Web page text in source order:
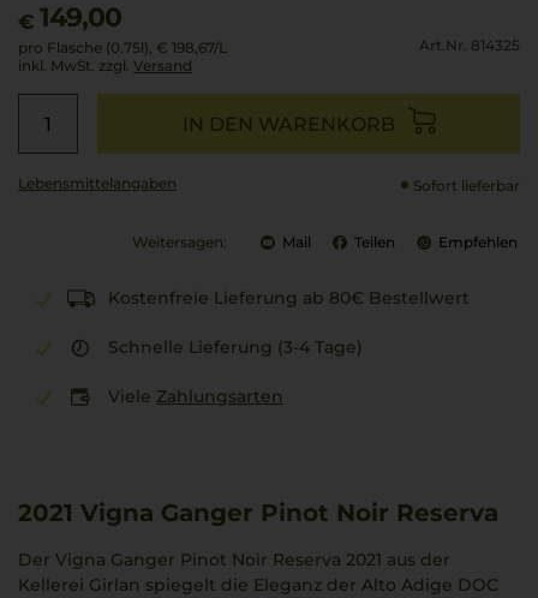
€ 149,00
pro Flasche (0.75l), € 198,67/L
inkl. MwSt. zzgl. Versand
Art.Nr. 814325
IN DEN WARENKORB
Lebensmittel­angaben Sofort lieferbar
Weitersagen: Mail Teilen Empfehlen
Kostenfreie Lieferung ab 80€ Bestellwert
Schnelle Lieferung (3-4 Tage)
Viele Zahlungsarten
2021 Vigna Ganger Pinot Noir Reserva
Der Vigna Ganger Pinot Noir Reserva 2021 aus der
Kellerei Girlan spiegelt die Eleganz der Alto Adige DOC